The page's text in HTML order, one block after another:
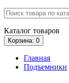
Каталог товаров
Корзина: 0
Главная
Подъемники